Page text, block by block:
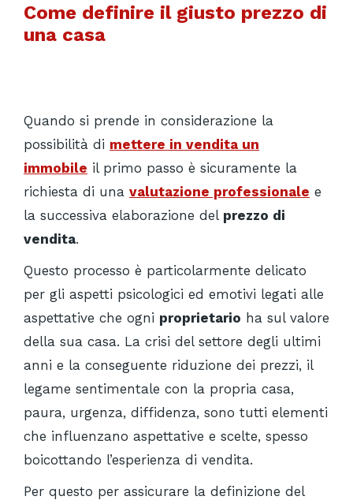
Come definire il giusto prezzo di
una casa
Quando si prende in considerazione la
possibilità di mettere in vendita un
immobile il primo passo è sicuramente la
richiesta di una valutazione professionale e
la successiva elaborazione del prezzo di
vendita.
Questo processo è particolarmente delicato
per gli aspetti psicologici ed emotivi legati alle
aspettative che ogni proprietario ha sul valore
della sua casa. La crisi del settore degli ultimi
anni e la conseguente riduzione dei prezzi, il
legame sentimentale con la propria casa,
paura, urgenza, diffidenza, sono tutti elementi
che influenzano aspettative e scelte, spesso
boicottando l’esperienza di vendita.
Per questo per assicurare la definizione del